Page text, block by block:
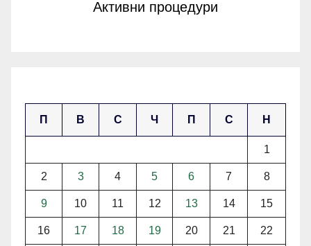
Активни процедури
П В С Ч П С Н
1
2 3 4 5 6 7 8
9 10 11 12 13 14 15
16 17 18 19 20 21 22